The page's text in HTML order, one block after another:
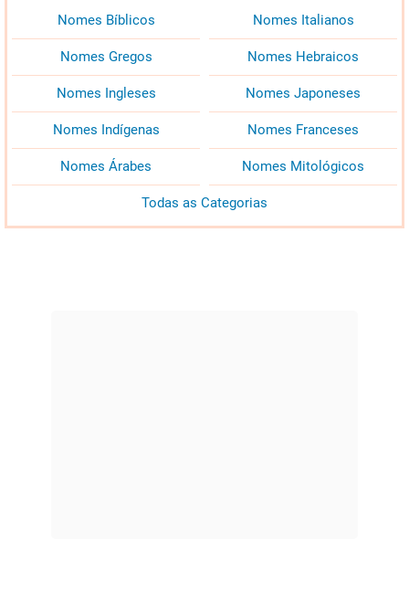
Nomes Bíblicos Nomes Italianos
Nomes Gregos Nomes Hebraicos
Nomes Ingleses Nomes Japoneses
Nomes Indígenas Nomes Franceses
Nomes Árabes Nomes Mitológicos
Todas as Categorias